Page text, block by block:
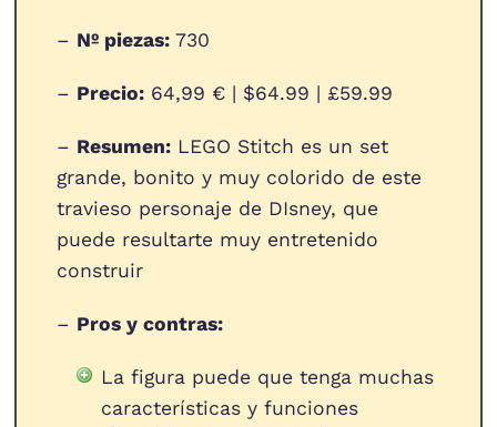
– Nº piezas:730
– Precio:64,99 € | $64.99 | £59.99
– Resumen:LEGO Stitch es un set
grande, bonito y muy colorido de este
travieso personaje de DIsney, que
puede resultarte muy entretenido
construir
– Pros y contras:
La figura puede que tenga muchas
características y funciones